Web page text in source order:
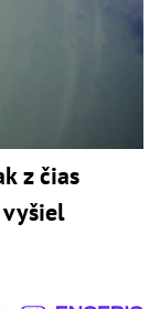
z čias
vyšiel